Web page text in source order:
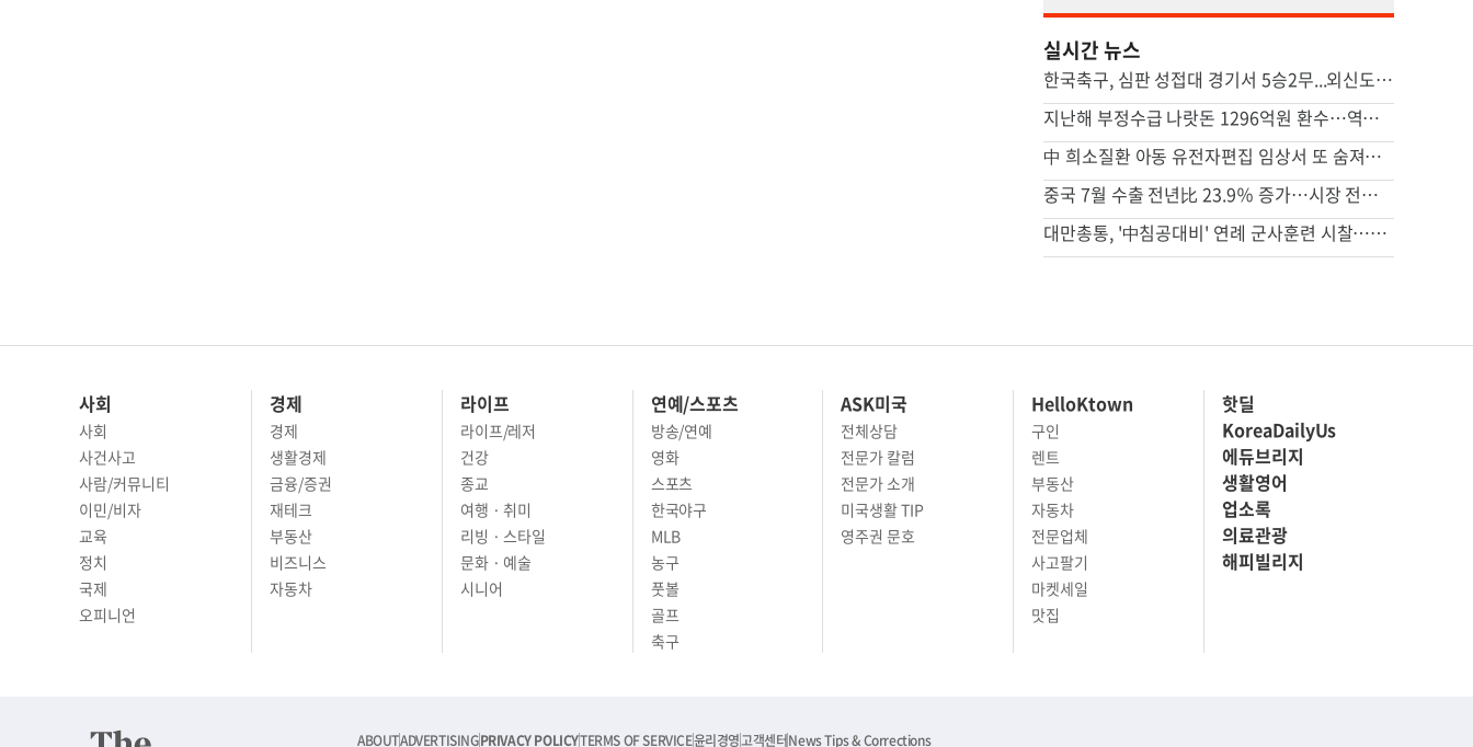
실시간 뉴스
한국축구, 심판 성접대 경기서 5승2무...외신도 보도 ‘국제 망신’
지난해 부정수급 나랏돈 1296억원 환수…역대 최대 규모
中 희소질환 아동 유전자편집 임상서 또 숨져…안전성 논란 확산
중국 7월 수출 전년比 23.9％ 증가…시장 전망 넘어서
대만총통, '中침공대비' 연례 군사훈련 시찰…타이베이항 점검
사회
사회
사건사고
사람/커뮤니티
이민/비자
교육
정치
국제
오피니언
경제
경제
생활경제
금융/증권
재테크
부동산
비즈니스
자동차
라이프
라이프/레저
건강
종교
여행 · 취미
리빙 · 스타일
문화 · 예술
시니어
연예/스포츠
방송/연예
영화
스포츠
한국야구
MLB
농구
풋볼
골프
축구
ASK미국
전체상담
전문가 칼럼
전문가 소개
미국생활 TIP
영주권 문호
HelloKtown
구인
렌트
부동산
자동차
전문업체
사고팔기
마켓세일
맛집
핫딜
KoreaDailyUs
에듀브리지
생활영어
업소록
의료관광
해피빌리지
ABOUTADVERTISINGPRIVACY POLICYTERMS OF SERVICE윤리경영고객센터News Tips & Corrections